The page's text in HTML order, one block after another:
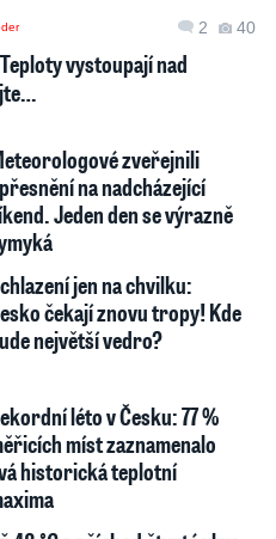
2 40
vystoupají nad
zveřejnili
na nadcházející
Jeden den se výrazně
jen na chvilku:
čekají znovu tropy! Kde
největší vedro?
léto v Česku: 77 %
míst zaznamenalo
historická teplotní